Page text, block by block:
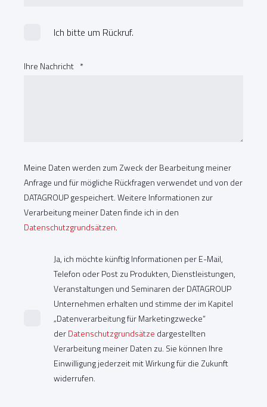
Ich bitte um Rückruf.
Ihre Nachricht *
Meine Daten werden zum Zweck der Bearbeitung meiner
Anfrage und für mögliche Rückfragen verwendet und von der
DATAGROUP gespeichert. Weitere Informationen zur
Verarbeitung meiner Daten finde ich in den
Datenschutzgrundsätzen.
Ja, ich möchte künftig Informationen per E-Mail,
Telefon oder Post zu Produkten, Dienstleistungen,
Veranstaltungen und Seminaren der DATAGROUP
Unternehmen erhalten und stimme der im Kapitel
„Datenverarbeitung für Marketingzwecke“
derDatenschutzgrundsätze dargestellten
Verarbeitung meiner Daten zu. Sie können Ihre
Einwilligung jederzeit mit Wirkung für die Zukunft
widerrufen.